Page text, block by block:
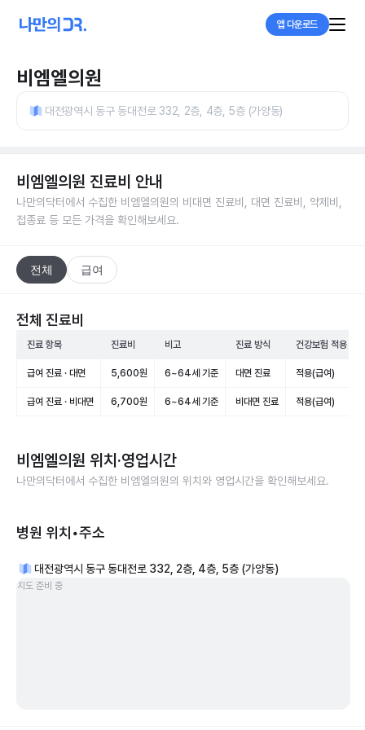
앱 다운로드
비엠엘의원
대전광역시 동구 동대전로 332, 2층, 4층, 5층 (가양동)
비엠엘의원 진료비 안내
나만의닥터에서 수집한 비엠엘의원의 비대면 진료비, 대면 진료비, 약제비,
접종료 등 모든 가격을 확인해보세요.
전체 급여
전체 진료비
진료 항목 진료비 비고 진료 방식 건강보험 적용
급여 진료 · 대면 5,600원 6~64세 기준 대면 진료 적용(급여)
급여 진료 · 비대면 6,700원 6~64세 기준 비대면 진료 적용(급여)
비엠엘의원 위치·영업시간
나만의닥터에서 수집한 비엠엘의원의 위치와 영업시간을 확인해보세요.
병원 위치•주소
대전광역시 동구 동대전로 332, 2층, 4층, 5층 (가양동)
지도 준비 중